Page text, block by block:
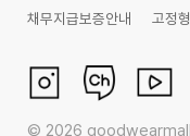
채무지급보증안내
고정
© 2026